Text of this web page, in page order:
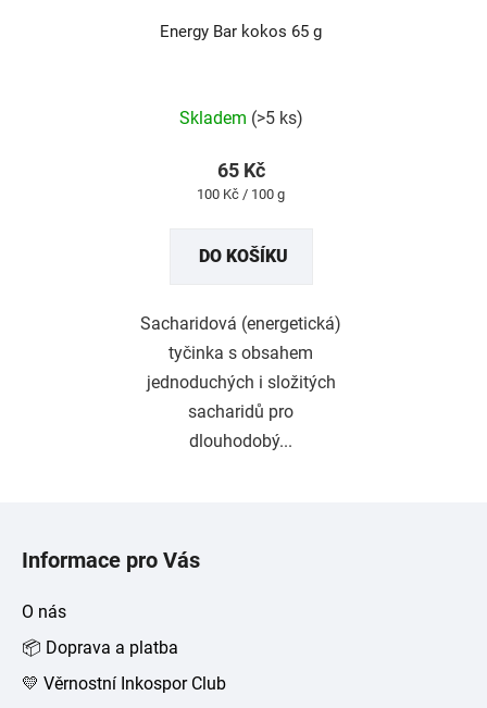
Energy Bar kokos 65 g
produktu
hvězdiček.
Skladem (>5 ks)
65 Kč
Měrná
100 Kč / 100 g
DO KOŠÍKU
Sacharidová (energetická)
tyčinka s obsahem
jednoduchých i složitých
sacharidů pro
dlouhodobý...
Informace pro Vás
O nás
📦 Doprava a platba
💛 Věrnostní Inkospor Club